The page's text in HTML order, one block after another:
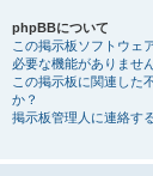
phpBBについて
この掲示板ソフトウェ
必要な機能がありませ
この掲示板に関連した
か？
掲示板管理人に連絡す